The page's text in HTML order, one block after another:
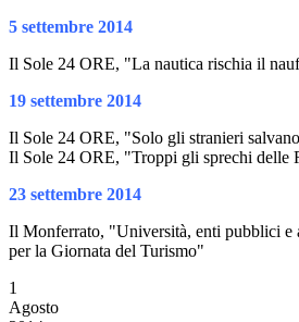
5 settembre 2014
Il Sole 24 ORE, "La nautica rischia il
19 settembre 2014
Il Sole 24 ORE, "Solo gli stranieri
Il Sole 24 ORE, "Troppi gli sprechi delle
23 settembre 2014
Il Monferrato, "Università, enti pubblici e
per la Giornata del Turismo"
1
Agosto